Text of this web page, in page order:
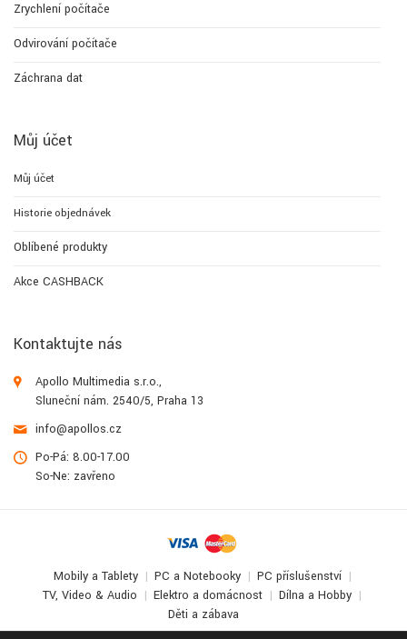
Zrychlení počítače
Odvirování počítače
Záchrana dat
Můj účet
Můj účet
Historie objednávek
Oblíbené produkty
Akce CASHBACK
Kontaktujte nás
Apollo Multimedia s.r.o.,
Sluneční nám. 2540/5, Praha 13
info@apollos.cz
Po-Pá: 8.00-17.00
So-Ne: zavřeno
Mobily a Tablety PC a Notebooky
PC příslušenství
TV, Video & Audio
Elektro a domácnost
Dílna a Hobby
Děti a zábava